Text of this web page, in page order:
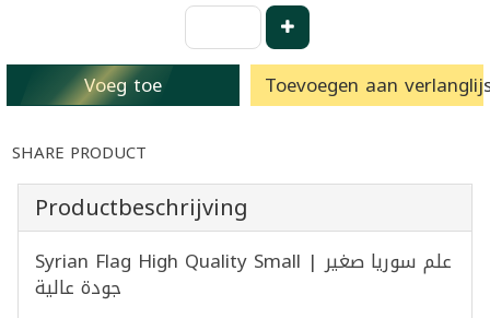
Voeg toe Toevoegen aan
SHARE PRODUCT
Productbeschrijving
Syrian Flag High Quality Small | علم سوريا صغير
جودة عالية